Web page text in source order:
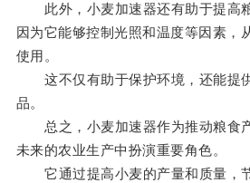
此外，小麦加速器还有助于提高粮
因为它能够控制光照和温度等因素，
使用。
这不仅有助于保护环境，还能提
品。
总之，小麦加速器作为推动粮食
未来的农业生产中扮演重要角色。
它通过提高小麦的产量和质量，节